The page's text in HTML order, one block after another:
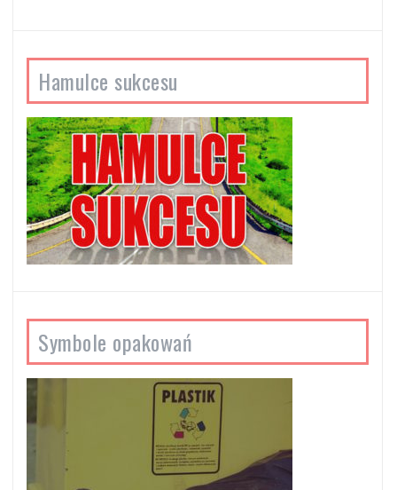
Hamulce sukcesu
Symbole opakowań